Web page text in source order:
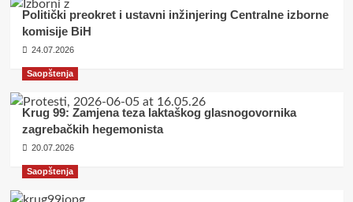
Politički preokret i ustavni inžinjering Centralne izborne
komisije BiH
24.07.2026
Saopštenja
Krug 99: Zamjena teza laktaškog glasnogovornika
zagrebačkih hegemonista
20.07.2026
Saopštenja